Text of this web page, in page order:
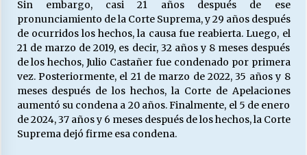
Sin embargo, casi 21 años después de ese
pronunciamiento de la Corte Suprema, y 29 años después
de ocurridos los hechos, la causa fue reabierta. Luego, el
21 de marzo de 2019, es decir, 32 años y 8 meses después
de los hechos, Julio Castañer fue condenado por primera
vez. Posteriormente, el 21 de marzo de 2022, 35 años y 8
meses después de los hechos, la Corte de Apelaciones
aumentó su condena a 20 años. Finalmente, el 5 de enero
de 2024, 37 años y 6 meses después de los hechos, la Corte
Suprema dejó firme esa condena.